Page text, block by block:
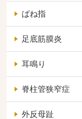
ばね指
足底筋膜炎
耳鳴り
脊柱管狭窄症
外反母趾